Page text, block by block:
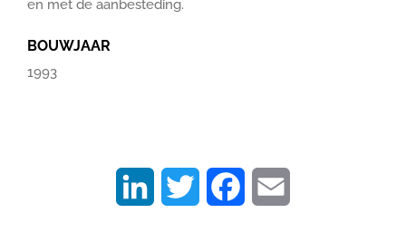
en met de aanbesteding.
BOUWJAAR
1993
LinkedInTwitter Facebook